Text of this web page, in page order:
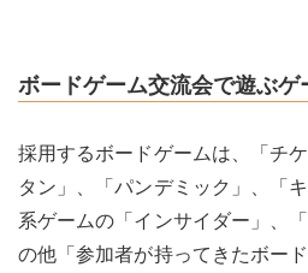
ボードゲーム交流会で遊ぶゲ
採用するボードゲームは、「チ
タン」、「パンデミック」、「
系ゲームの「インサイダー」、
の他「参加者が持ってきたボー